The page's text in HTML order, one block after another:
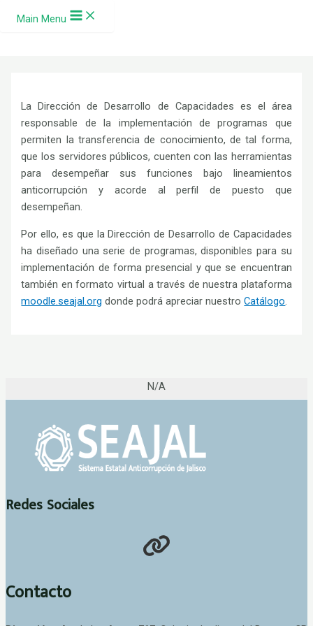
Ir al contenido
Main Menu
La Dirección de Desarrollo de Capacidades es el área
responsable de la implementación de programas que
permiten la transferencia de conocimiento, de tal forma,
que los servidores públicos, cuenten con las herramientas
para desempeñar sus funciones bajo lineamientos
anticorrupción y acorde al perfil de puesto que
desempeñan.
Por ello, es que la Dirección de Desarrollo de Capacidades
ha diseñado una serie de programas, disponibles para su
implementación de forma presencial y que se encuentran
también en formato virtual a través de nuestra plataforma
moodle.seajal.org donde podrá apreciar nuestroCatálogo.
N/A
Redes Sociales
Contacto